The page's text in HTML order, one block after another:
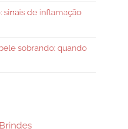
sinais de inflamação
sobrando: quando
Brindes